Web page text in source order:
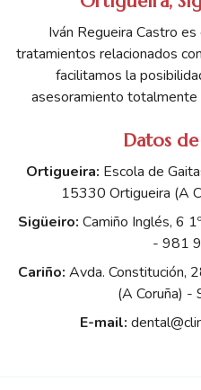
Iván Regueira Castro
tratamientos relacionados
facilitamos la
asesoramiento totalmente
Datos
Ortigueira: Escola de
15330 Ortigueira (A
Sigüeiro: Camiño Inglés, 6
- 981
Cariño: Avda. Constitución,
(A Coruña) -
E-mail: